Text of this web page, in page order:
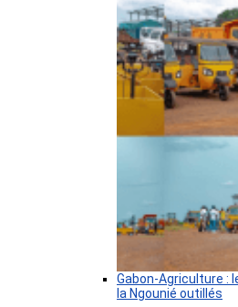
Gabon-Agriculture :
la Ngounié outillés